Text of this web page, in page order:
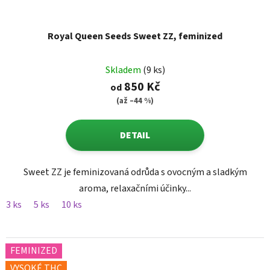
Royal Queen Seeds Sweet ZZ, feminized
Skladem (9 ks)
od850 Kč
(až –44 %)
DETAIL
Sweet ZZ je feminizovaná odrůda s ovocným a sladkým
aroma, relaxačními účinky...
3 ks
5 ks 10 ks
FEMINIZED